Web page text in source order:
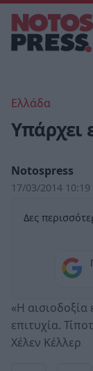
Ελλάδα
Υπάρχει
Notospress
17/03/2014 10:19
Δες
«Η αισιοδοξία
επιτυχία.
Χέλεν Κέλλερ